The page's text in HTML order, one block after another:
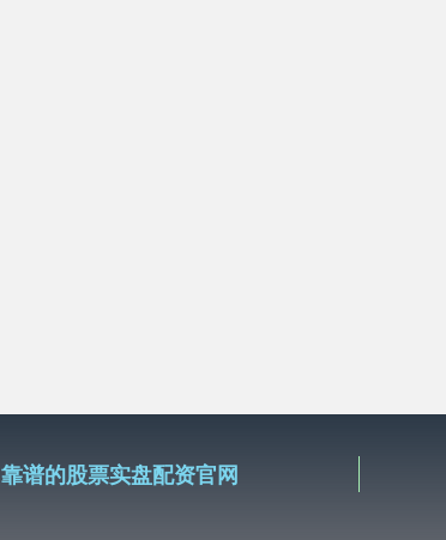
靠谱的股票实盘配资官网